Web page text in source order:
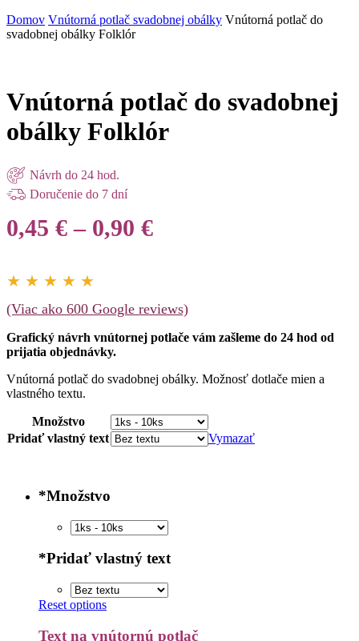
Domov Vnútorná potlač svadobnej obálky Vnútorná potlač do
svadobnej obálky Folklór
Vnútorná potlač do svadobnej
obálky Folklór
Návrh do 24 hod.
Doručenie do 7 dní
0,45 € – 0,90 €Price
through
0,90 €
★ ★ ★ ★ ★
(Viac ako 600 Google reviews)
Grafický návrh vnútornej potlače vám zašleme do 24 hod od
prijatia objednávky.
Vnútorná potlač do svadobnej obálky. Možnosť dotlače mien a
vlastného textu.
Množstvo
Pridať vlastný text
Vymazať
*Množstvo
*Pridať vlastný text
Reset options
Text na vnútornú potlač